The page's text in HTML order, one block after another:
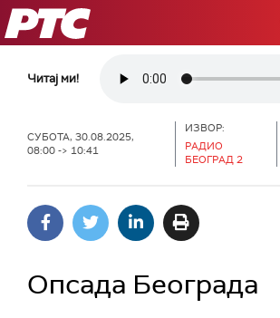
РТС
Читај ми!
СУБОТА, 30.08.2025,
08:00 -> 10:41
ИЗВОР:
РАДИО
БЕОГРАД 2
Опсада Београда